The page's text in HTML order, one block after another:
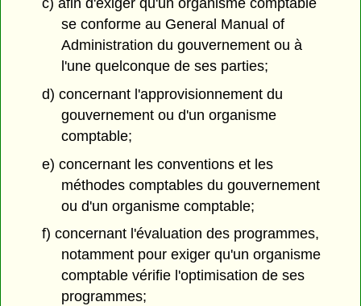
c) afin d'exiger qu'un organisme comptable
se conforme au General Manual of
Administration du gouvernement ou à
l'une quelconque de ses parties;
d) concernant l'approvisionnement du
gouvernement ou d'un organisme
comptable;
e) concernant les conventions et les
méthodes comptables du gouvernement
ou d'un organisme comptable;
f) concernant l'évaluation des programmes,
notamment pour exiger qu'un organisme
comptable vérifie l'optimisation de ses
programmes;